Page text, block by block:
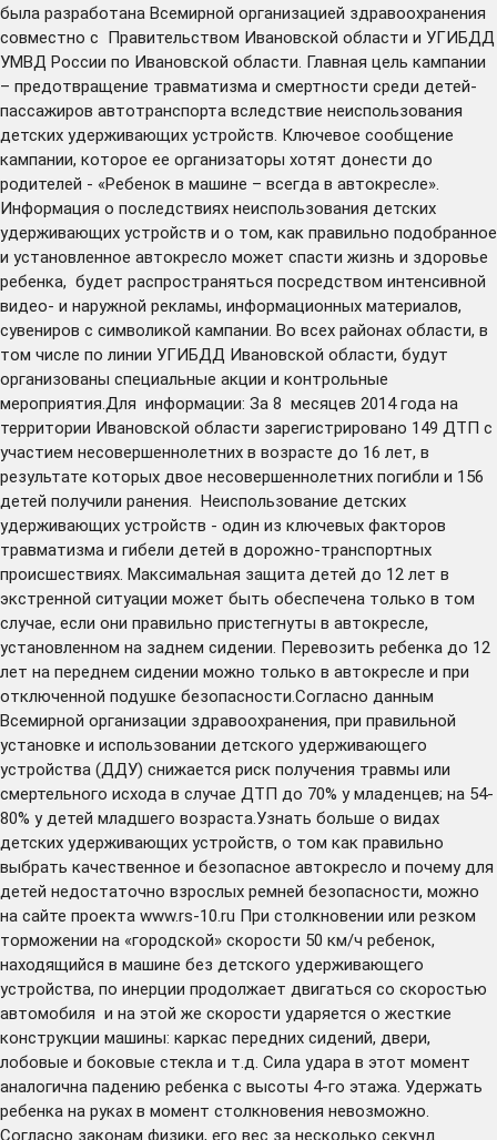
была разработана Всемирной организацией здравоохранения
совместно с Правительством Ивановской области и УГИБДД
УМВД России по Ивановской области. Главная цель кампании
– предотвращение травматизма и смертности среди детей-
пассажиров автотранспорта вследствие неиспользования
детских удерживающих устройств. Ключевое сообщение
кампании, которое ее организаторы хотят донести до
родителей - «Ребенок в машине – всегда в автокресле».
Информация о последствиях неиспользования детских
удерживающих устройств и о том, как правильно подобранное
и установленное автокресло может спасти жизнь и здоровье
ребенка, будет распространяться посредством интенсивной
видео- и наружной рекламы, информационных материалов,
сувениров с символикой кампании. Во всех районах области, в
том числе по линии УГИБДД Ивановской области, будут
организованы специальные акции и контрольные
мероприятия.Для информации: За 8 месяцев 2014 года на
территории Ивановской области зарегистрировано 149 ДТП с
участием несовершеннолетних в возрасте до 16 лет, в
результате которых двое несовершеннолетних погибли и 156
детей получили ранения. Неиспользование детских
удерживающих устройств - один из ключевых факторов
травматизма и гибели детей в дорожно-транспортных
происшествиях. Максимальная защита детей до 12 лет в
экстренной ситуации может быть обеспечена только в том
случае, если они правильно пристегнуты в автокресле,
установленном на заднем сидении. Перевозить ребенка до 12
лет на переднем сидении можно только в автокресле и при
отключенной подушке безопасности.Согласно данным
Всемирной организации здравоохранения, при правильной
установке и использовании детского удерживающего
устройства (ДДУ) снижается риск получения травмы или
смертельного исхода в случае ДТП до 70% у младенцев; на 54-
80% у детей младшего возраста.Узнать больше о видах
детских удерживающих устройств, о том как правильно
выбрать качественное и безопасное автокресло и почему для
детей недостаточно взрослых ремней безопасности, можно
на сайте проекта www.rs-10.ru При столкновении или резком
торможении на «городской» скорости 50 км/ч ребенок,
находящийся в машине без детского удерживающего
устройства, по инерции продолжает двигаться со скоростью
автомобиля и на этой же скорости ударяется о жесткие
конструкции машины: каркас передних сидений, двери,
лобовые и боковые стекла и т.д. Сила удара в этот момент
аналогична падению ребенка с высоты 4-го этажа. Удержать
ребенка на руках в момент столкновения невозможно.
Согласно законам физики, его вес за несколько секунд